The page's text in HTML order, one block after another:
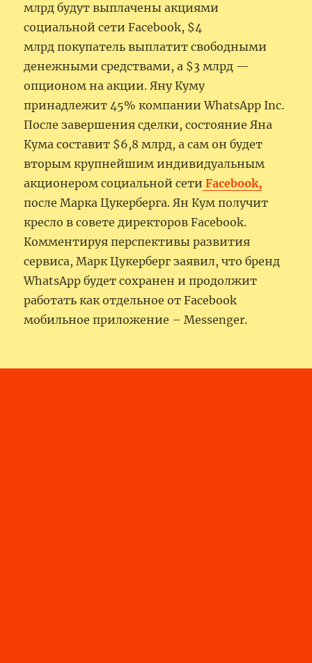
млрд будут выплачены акциями
социальной сети Facebook, $4
млрд покупатель выплатит свободными
денежными средствами, а $3 млрд —
опционом на акции. Яну Куму
принадлежит 45% компании WhatsApp Inc.
После завершения сделки, состояние Яна
Кума составит $6,8 млрд, а сам он будет
вторым крупнейшим индивидуальным
акционером социальной сети Facebook,
после Марка Цукерберга. Ян Кум получит
кресло в совете директоров Facebook.
Комментируя перспективы развития
сервиса, Марк Цукерберг заявил, что бренд
WhatsApp будет сохранен и продолжит
работать как отдельное от Facebook
мобильное приложение – Messenger.